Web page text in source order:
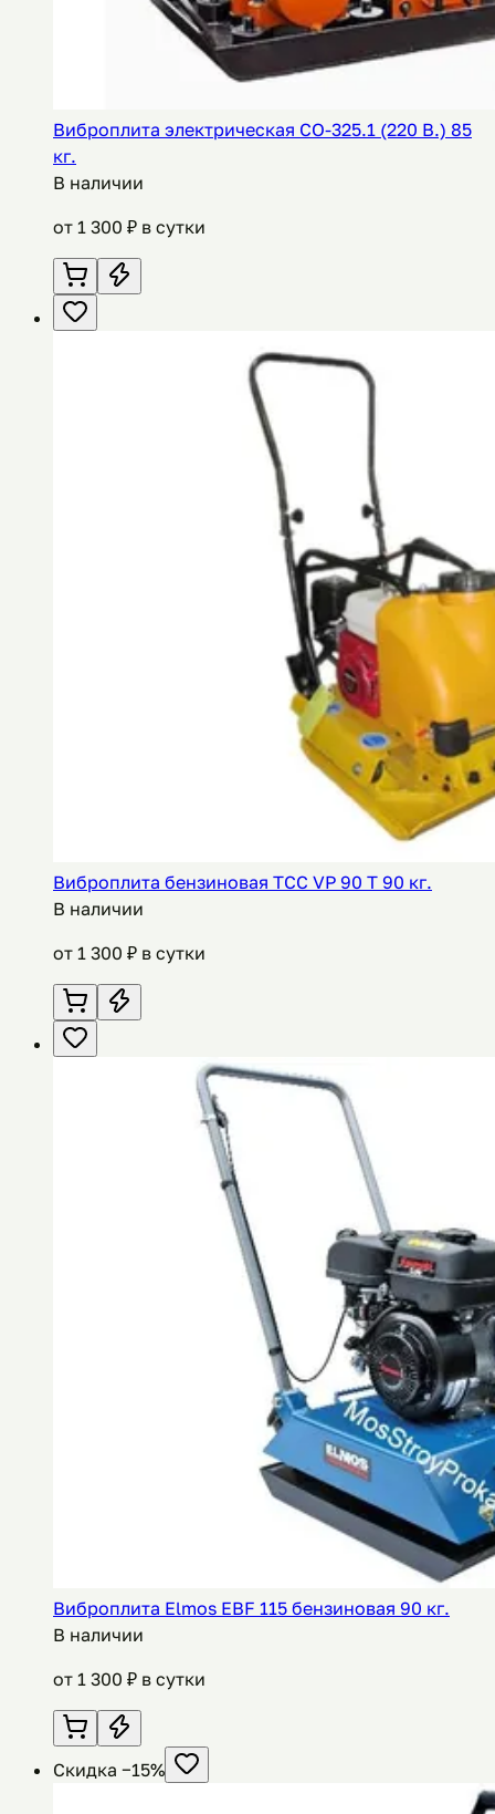
Виброплита электрическая СО-325.1 (220 В.) 85
кг.
В наличии
от 1 300 ₽ в сутки
Виброплита бензиновая ТСС VP 90 Т 90 кг.
В наличии
от 1 300 ₽ в сутки
Виброплита Elmos EBF 115 бензиновая 90 кг.
В наличии
от 1 300 ₽ в сутки
Скидка −15%